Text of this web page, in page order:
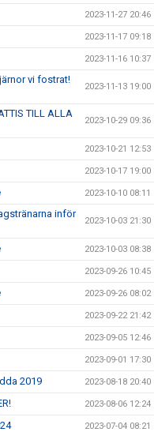
2023-11-27 20:46
2023-11-17 09:18
2023-11-16 10:37
vi fostrat!
2023-11-13 19:00
TILL ALLA
2023-10-29 09:36
2023-10-21 12:53
2023-10-17 19:00
2023-10-10 08:11
inför
2023-10-03 21:30
2023-10-03 08:38
2023-09-26 10:45
2023-09-26 08:02
2023-09-22 21:42
2023-09-05 12:46
2023-09-01 17:30
2019 2023-08-18 20:40
2023-08-06 12:24
2023-07-04 08:21